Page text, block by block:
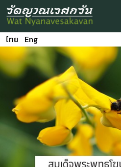
ไทย Eng